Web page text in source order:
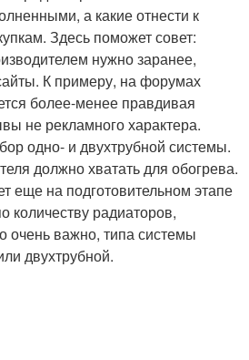
а какие отнести к
Здесь поможет совет:
нужно заранее,
К примеру, на форумах
более-менее правдивая
не рекламного характера.
одно- и двухтрубной системы.
должно хватать для обогрева.
еще на подготовительном этапе
количеству радиаторов,
очень важно, типа системы
двухтрубной.